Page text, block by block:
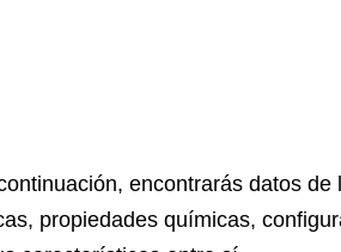
encontrarás datos
propiedades químicas,